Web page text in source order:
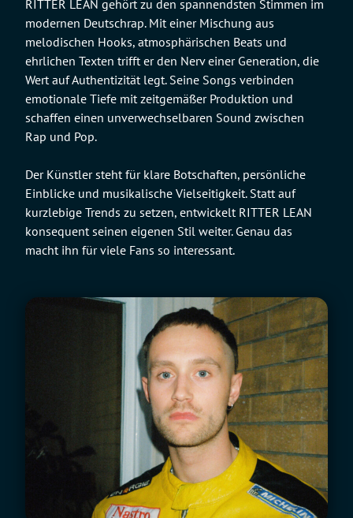
RITTER LEAN gehört zu den spannendsten Stimmen im
modernen Deutschrap. Mit einer Mischung aus
melodischen Hooks, atmosphärischen Beats und
ehrlichen Texten trifft er den Nerv einer Generation, die
Wert auf Authentizität legt. Seine Songs verbinden
emotionale Tiefe mit zeitgemäßer Produktion und
schaffen einen unverwechselbaren Sound zwischen
Rap und Pop.
Der Künstler steht für klare Botschaften, persönliche
Einblicke und musikalische Vielseitigkeit. Statt auf
kurzlebige Trends zu setzen, entwickelt RITTER LEAN
konsequent seinen eigenen Stil weiter. Genau das
macht ihn für viele Fans so interessant.